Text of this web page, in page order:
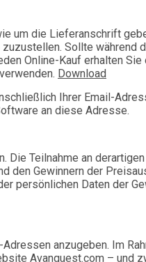
um die Lieferanschrift
Sollte während
Online-Kauf erhalten
Download
Ihrer Email-
an diese Adresse.
Die Teilnahme an
Gewinnern der
Daten der
anzugeben. Im
Avanquest.com – und